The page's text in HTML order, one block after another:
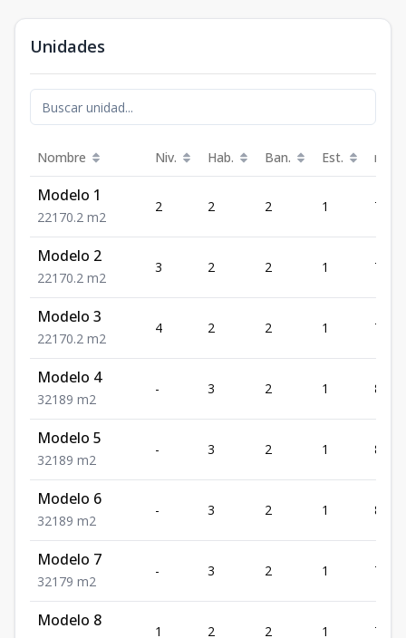
Unidades
Nombre Niv. Hab. Ban. Est. m²
Modelo 1
221 70.2 m2
2 2 2 1 70.2
Modelo 2
221 70.2 m2
3 2 2 1 70.2
Modelo 3
221 70.2 m2
4 2 2 1 70.2
Modelo 4
321 89 m2
- 3 2 1 89
Modelo 5
321 89 m2
- 3 2 1 89
Modelo 6
321 89 m2
- 3 2 1 89
Modelo 7
321 79 m2
- 3 2 1 79
Modelo 8
1 2 2 1 70.2